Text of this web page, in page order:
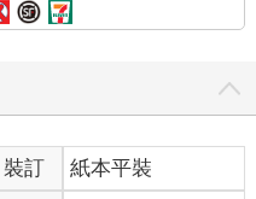
衝突人士的行為模式，這本
最忌諱讓對方覺得「他們說
訣竅是不反駁、不反對，但
但不必一直聽，以免他們講
裝訂
紙本平裝